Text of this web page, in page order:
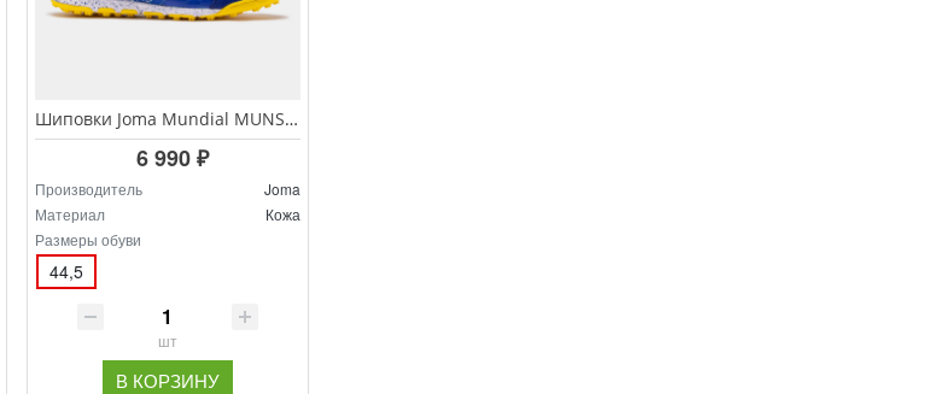
Шиповки Joma Mundial MUNS.2304.TF
6 990 ₽
Производитель
Joma
Материал
Кожа
Размеры обуви
44,5
шт
В КОРЗИНУ